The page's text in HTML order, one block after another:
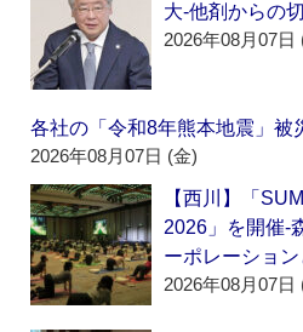
大‐他剤からの
2026年08月07日
各社の「令和8年熊本地震」被
2026年08月07日 (金)
【西川】「
2026」を開催‐
ーポレーショ
2026年08月07日